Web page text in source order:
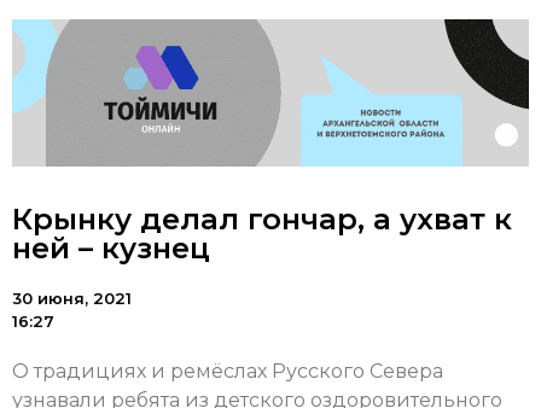
Крынку делал гончар, а ухват к
ней – кузнец
30 июня, 2021
16:27
О традициях и ремёслах Русского Севера
узнавали ребята из детского оздоровительного